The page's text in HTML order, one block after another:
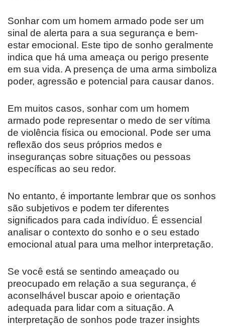
Sonhar com um homem armado pode ser um
sinal de alerta para a sua segurança e bem-
estar emocional. Este tipo de sonho geralmente
indica que há uma ameaça ou perigo presente
em sua vida. A presença de uma arma simboliza
poder, agressão e potencial para causar danos.
Em muitos casos, sonhar com um homem
armado pode representar o medo de ser vítima
de violência física ou emocional. Pode ser uma
reflexão dos seus próprios medos e
inseguranças sobre situações ou pessoas
específicas ao seu redor.
No entanto, é importante lembrar que os sonhos
são subjetivos e podem ter diferentes
significados para cada indivíduo. É essencial
analisar o contexto do sonho e o seu estado
emocional atual para uma melhor interpretação.
Se você está se sentindo ameaçado ou
preocupado em relação a sua segurança, é
aconselhável buscar apoio e orientação
adequada para lidar com a situação. A
interpretação de sonhos pode trazer insights